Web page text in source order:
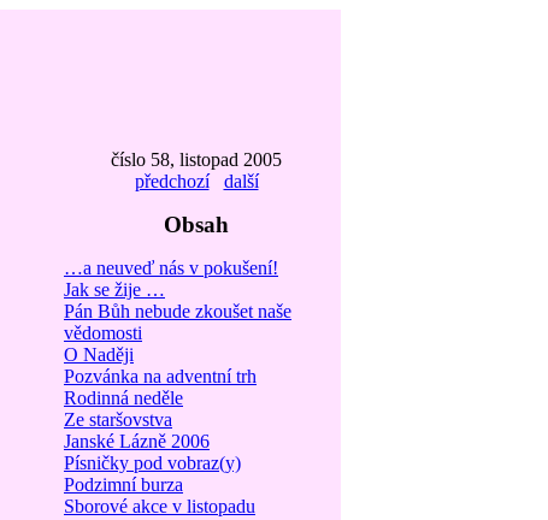
číslo 58, listopad 2005
předchozí
další
Obsah
…a neuveď nás v pokušení!
Jak se žije …
Pán Bůh nebude zkoušet naše
vědomosti
O Naději
Pozvánka na adventní trh
Rodinná neděle
Ze staršovstva
Janské Lázně 2006
Písničky pod vobraz(y)
Podzimní burza
Sborové akce v listopadu